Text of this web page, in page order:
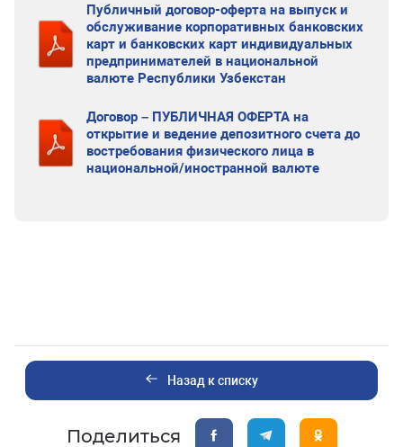
Публичный договор-оферта на выпуск и
обслуживание корпоративных банковских
карт и банковских карт индивидуальных
предпринимателей в национальной
валюте Республики Узбекстан
Договор – ПУБЛИЧНАЯ ОФЕРТА на
открытие и ведение депозитного счета до
востребования физического лица в
национальной/иностранной валюте
Назад к списку
Поделиться